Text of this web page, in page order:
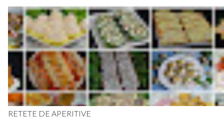
RETETE DE APERITIVE